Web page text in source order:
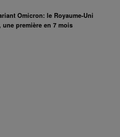
Omicron: le Royaume-Uni
première en 7 mois